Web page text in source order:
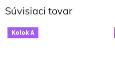
Súvisiaci tovar
Kolok A